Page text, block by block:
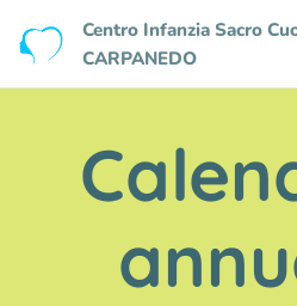
Centro Infanzia Sacro
CARPANEDO